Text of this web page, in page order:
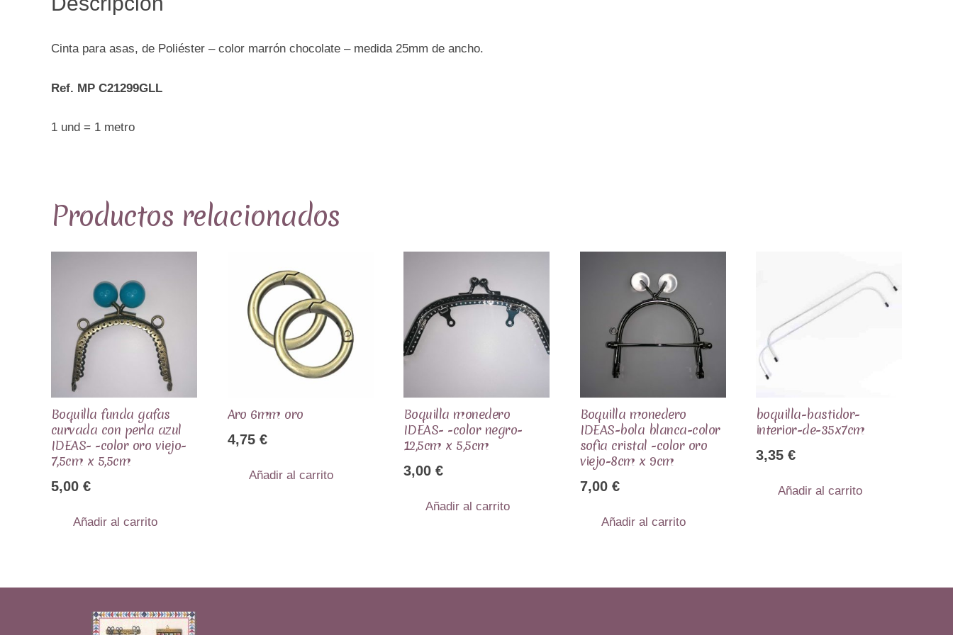
Cinta para asas, de Poliéster – color marrón chocolate – medida 25mm de ancho.
Ref. MP C21299GLL
1 und = 1 metro
Productos relacionados
Boquilla funda gafas
curvada con perla azul
IDEAS- -color oro viejo-
7,5cm x 5,5cm
5,00 €
Añadir al carrito
Aro 6mm oro
4,75 €
Añadir al carrito
Boquilla monedero
IDEAS- -color negro-
12,5cm x 5,5cm
3,00 €
Añadir al carrito
Boquilla monedero
IDEAS-bola blanca-color
sofia cristal -color oro
viejo-8cm x 9cm
7,00 €
Añadir al carrito
boquilla-bastidor-
interior-de-35x7cm
3,35 €
Añadir al carrito